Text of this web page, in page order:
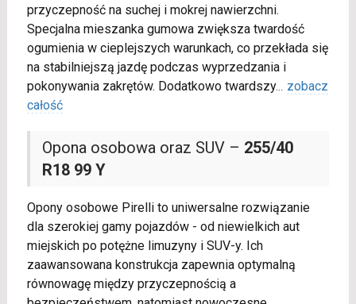
przyczepność na suchej i mokrej nawierzchni.
Specjalna mieszanka gumowa zwiększa twardość
ogumienia w cieplejszych warunkach, co przekłada się
na stabilniejszą jazdę podczas wyprzedzania i
pokonywania zakrętów. Dodatkowo twardszy... zobacz
całość
Opona osobowa oraz SUV – 255/40
R18 99 Y
Opony osobowe Pirelli to uniwersalne rozwiązanie
dla szerokiej gamy pojazdów - od niewielkich aut
miejskich po potężne limuzyny i SUV-y. Ich
zaawansowana konstrukcja zapewnia optymalną
równowagę między przyczepnością a